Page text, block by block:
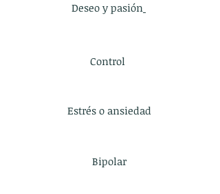
Deseo y pasión
Control
Estrés o ansiedad
Bipolar